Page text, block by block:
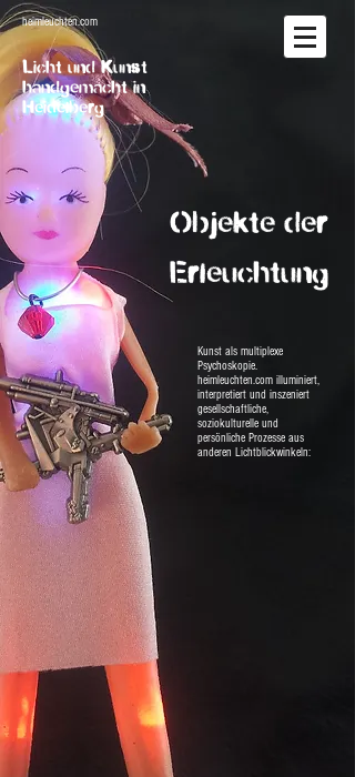
heimleuchten.com
Licht und Kunst
handgemacht in
Heidelberg
Objekte der
Erleuchtung
Kunst als multiplexe
Psychoskopie.
heimleuchten.com illuminiert,
interpretiert und inszeniert
gesellschaftliche,
soziokulturelle und
persönliche Prozesse aus
anderen Lichtblickwinkeln: